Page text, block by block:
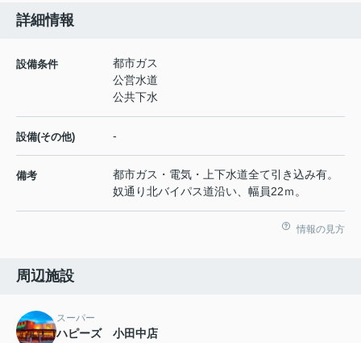
詳細情報
設備条件
都市ガス
公営水道
公共下水
設備(その他) -
備考
都市ガス・電気・上下水道全て引き込み有。
奴通り北バイパス道沿い、幅員22ｍ。
情報の見方
周辺施設
スーパー
ハピーズ 小田中店